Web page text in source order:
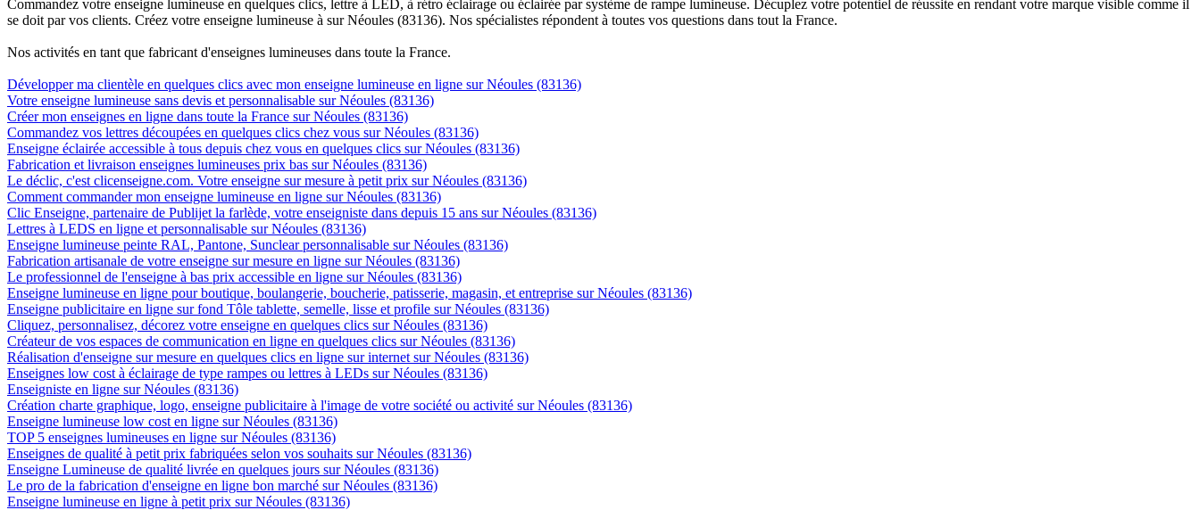
Commandez votre enseigne lumineuse en quelques clics, lettre à LED, à rétro éclairage ou éclairée par système de rampe lumineuse. Décuplez votre potentiel de réussite en rendant votre marque visible comme il
se doit par vos clients. Créez votre enseigne lumineuse à sur Néoules (83136). Nos spécialistes répondent à toutes vos questions dans tout la France.
Nos activités en tant que fabricant d'enseignes lumineuses dans toute la France.
Développer ma clientèle en quelques clics avec mon enseigne lumineuse en ligne sur Néoules (83136)
Votre enseigne lumineuse sans devis et personnalisable sur Néoules (83136)
Créer mon enseignes en ligne dans toute la France sur Néoules (83136)
Commandez vos lettres découpées en quelques clics chez vous sur Néoules (83136)
Enseigne éclairée accessible à tous depuis chez vous en quelques clics sur Néoules (83136)
Fabrication et livraison enseignes lumineuses prix bas sur Néoules (83136)
Le déclic, c'est clicenseigne.com. Votre enseigne sur mesure à petit prix sur Néoules (83136)
Comment commander mon enseigne lumineuse en ligne sur Néoules (83136)
Clic Enseigne, partenaire de Publijet la farlède, votre enseigniste dans depuis 15 ans sur Néoules (83136)
Lettres à LEDS en ligne et personnalisable sur Néoules (83136)
Enseigne lumineuse peinte RAL, Pantone, Sunclear personnalisable sur Néoules (83136)
Fabrication artisanale de votre enseigne sur mesure en ligne sur Néoules (83136)
Le professionnel de l'enseigne à bas prix accessible en ligne sur Néoules (83136)
Enseigne lumineuse en ligne pour boutique, boulangerie, boucherie, patisserie, magasin, et entreprise sur Néoules (83136)
Enseigne publicitaire en ligne sur fond Tôle tablette, semelle, lisse et profile sur Néoules (83136)
Cliquez, personnalisez, décorez votre enseigne en quelques clics sur Néoules (83136)
Créateur de vos espaces de communication en ligne en quelques clics sur Néoules (83136)
Réalisation d'enseigne sur mesure en quelques clics en ligne sur internet sur Néoules (83136)
Enseignes low cost à éclairage de type rampes ou lettres à LEDs sur Néoules (83136)
Enseigniste en ligne sur Néoules (83136)
Création charte graphique, logo, enseigne publicitaire à l'image de votre société ou activité sur Néoules (83136)
Enseigne lumineuse low cost en ligne sur Néoules (83136)
TOP 5 enseignes lumineuses en ligne sur Néoules (83136)
Enseignes de qualité à petit prix fabriquées selon vos souhaits sur Néoules (83136)
Enseigne Lumineuse de qualité livrée en quelques jours sur Néoules (83136)
Le pro de la fabrication d'enseigne en ligne bon marché sur Néoules (83136)
Enseigne lumineuse en ligne à petit prix sur Néoules (83136)